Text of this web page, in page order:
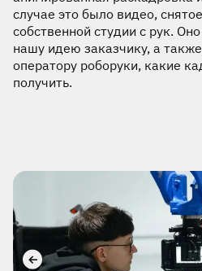
случае это было видео,
собственной студии с рук.
нашу идею заказчику, а
оператору роборуки, какие
получить.